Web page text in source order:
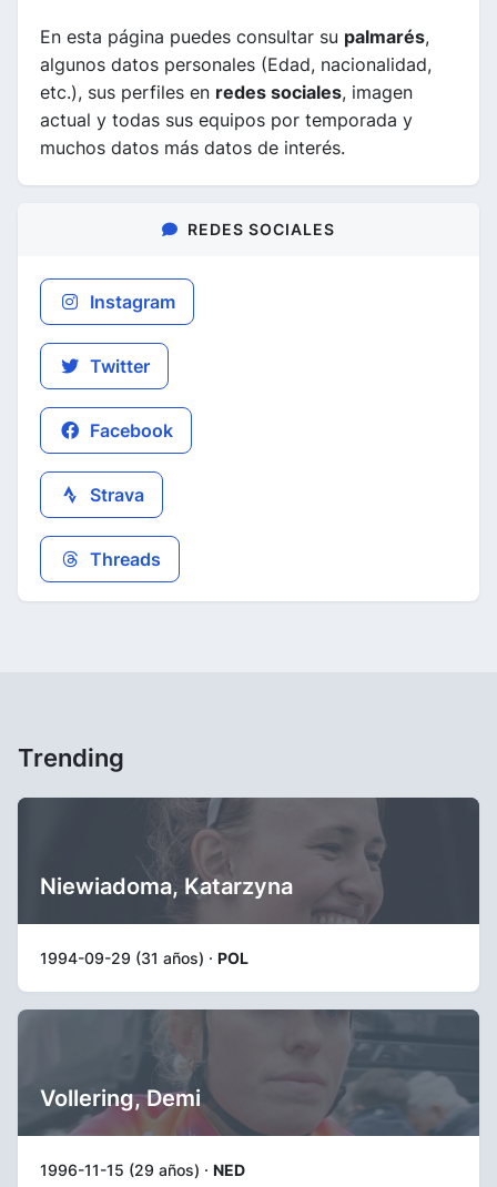
En esta página puedes consultar su palmarés,
algunos datos personales (Edad, nacionalidad,
etc.), sus perfiles en redes sociales, imagen
actual y todas sus equipos por temporada y
muchos datos más datos de interés.
REDES SOCIALES
Instagram
Twitter
Facebook
Strava
Threads
Trending
Niewiadoma, Katarzyna
1994-09-29 (31 años) · POL
Vollering, Demi
1996-11-15 (29 años) · NED